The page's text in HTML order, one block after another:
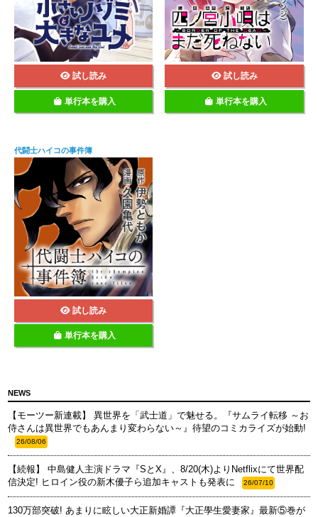
試し読み
単行本を購入
試し読み
単行本を購入
代闘士ハイコの事件簿
試し読み
単行本を購入
NEWS
【モーツー新連載】 異世界を「武士道」で魅せる。『サムライ転移 ～お
侍さんは異世界でもあんまり変わらない～』待望のコミカライズが始動!
26/08/06
【続報】 中島健人主演ドラマ『SとX』、8/20(木)よりNetflixにて世界配
信決定! ヒロイン役の新木優子ら追加キャストも発表に
26/07/10
130万部突破! あまりに眩しい大正新婚譚『大正學生愛妻家』最新⑤巻が